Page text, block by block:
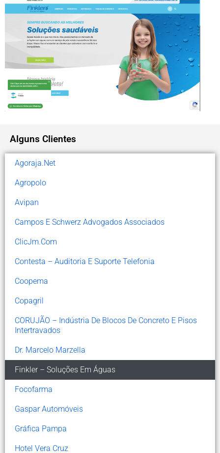
Alguns Clientes
Agoraja.Net
Agropolo
Avipan
Campos E Schwerz Advogados Associados
ClicJm.com
Contesta – Auditoria E Suporte Telefonia
Coopema
Copagril
CORUJÃO – Indústria De Blocos De Concreto E Pisos
Intertravados
Dr. Marcelo Marzella
Finkler – Soluções Em Águas
Focofarma
Gaspar Automóveis
Gráfica Pampa
Hotel Vera Cruz